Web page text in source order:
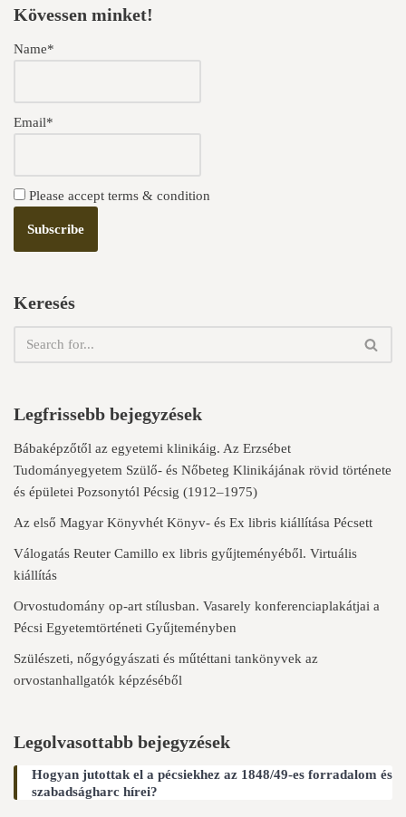
Kövessen minket!
Name*
Email*
Please accept terms & condition
Keresés
Legfrissebb bejegyzések
Bábaképzőtől az egyetemi klinikáig. Az Erzsébet
Tudományegyetem Szülő- és Nőbeteg Klinikájának rövid története
és épületei Pozsonytól Pécsig (1912–1975)
Az első Magyar Könyvhét Könyv- és Ex libris kiállítása Pécsett
Válogatás Reuter Camillo ex libris gyűjteményéből. Virtuális
kiállítás
Orvostudomány op-art stílusban. Vasarely konferenciaplakátjai a
Pécsi Egyetemtörténeti Gyűjteményben
Szülészeti, nőgyógyászati és műtéttani tankönyvek az
orvostanhallgatók képzéséből
Legolvasottabb bejegyzések
Hogyan jutottak el a pécsiekhez az 1848/49-es forradalom és
szabadságharc hírei?